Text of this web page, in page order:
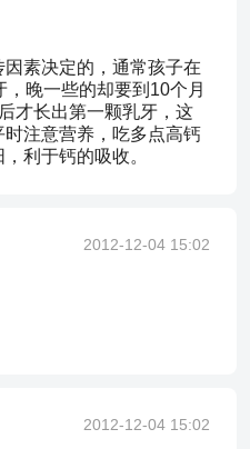
素决定的，通常孩子在
晚一些的却要到10个月
才长出第一颗乳牙，这
注意营养，吃多点高钙
利于钙的吸收。
2012-12-04 15:02
2012-12-04 15:02